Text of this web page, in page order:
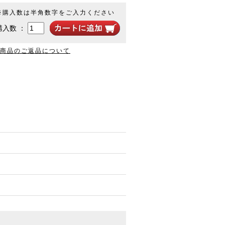
入数は半角数字をご入力ください
入数 ：
品のご返品について